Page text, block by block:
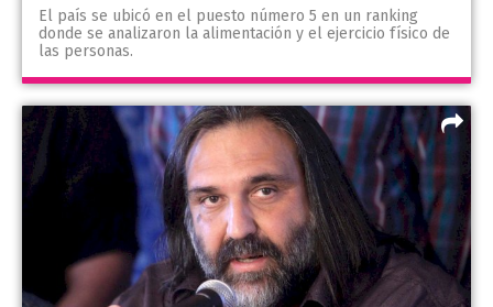
El país se ubicó en el puesto número 5 en un ranking
donde se analizaron la alimentación y el ejercicio físico de
las personas.